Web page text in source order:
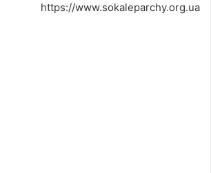
https://www.sokaleparchy.org.ua